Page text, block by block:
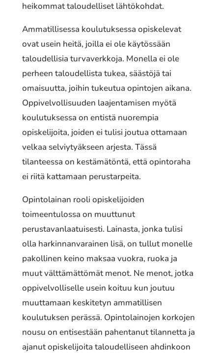
heikommat taloudelliset lähtökohdat.
Ammatillisessa koulutuksessa opiskelevat
ovat usein heitä, joilla ei ole käytössään
taloudellisia turvaverkkoja. Monella ei ole
perheen taloudellista tukea, säästöjä tai
omaisuutta, joihin tukeutua opintojen aikana.
Oppivelvollisuuden laajentamisen myötä
koulutuksessa on entistä nuorempia
opiskelijoita, joiden ei tulisi joutua ottamaan
velkaa selviytyäkseen arjesta. Tässä
tilanteessa on kestämätöntä, että opintoraha
ei riitä kattamaan perustarpeita.
Opintolainan rooli opiskelijoiden
toimeentulossa on muuttunut
perustavanlaatuisesti. Lainasta, jonka tulisi
olla harkinnanvarainen lisä, on tullut monelle
pakollinen keino maksaa vuokra, ruoka ja
muut välttämättömät menot. Ne menot, jotka
oppivelvolliselle usein koituu kun joutuu
muuttamaan keskitetyn ammatillisen
koulutuksen perässä. Opintolainojen korkojen
nousu on entisestään pahentanut tilannetta ja
ajanut opiskelijoita taloudelliseen ahdinkoon